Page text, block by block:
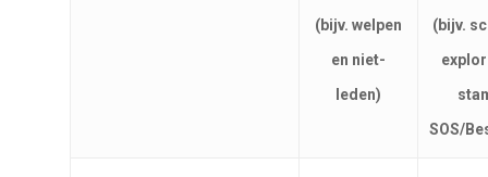
(bijv. welpen
en niet-
leden)
(bijv.
SOS/